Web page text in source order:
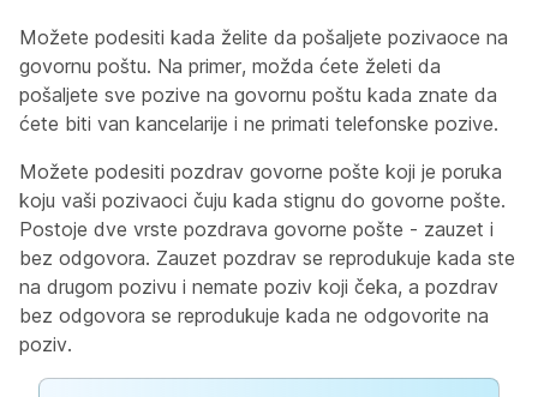
Možete podesiti kada želite da pošaljete pozivaoce na
govornu poštu. Na primer, možda ćete želeti da
pošaljete sve pozive na govornu poštu kada znate da
ćete biti van kancelarije i ne primati telefonske pozive.
Možete podesiti pozdrav govorne pošte koji je poruka
koju vaši pozivaoci čuju kada stignu do govorne pošte.
Postoje dve vrste pozdrava govorne pošte - zauzet i
bez odgovora. Zauzet pozdrav se reprodukuje kada ste
na drugom pozivu i nemate poziv koji čeka, a pozdrav
bez odgovora se reprodukuje kada ne odgovorite na
poziv.